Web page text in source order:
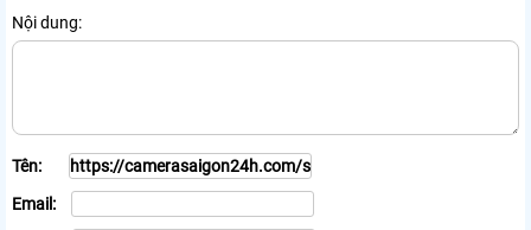
Nội dung:
Tên:
Email: